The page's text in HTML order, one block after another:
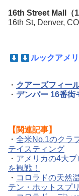
16th Street Mall（
16th St, Denver,
ルックアメ
・ クアーズフィー
・ デンバー 16番街
【関連記事】
・ 全米No.1のクラ
テイスティング
・ アメリカの4大プ
を観戦！
・ コロラドの天然
テン・ホットスプ